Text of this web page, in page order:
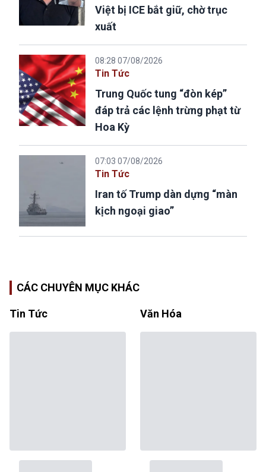
Việt bị ICE bắt giữ, chờ trục
xuất
08:28 07/08/2026
Tin Tức
Trung Quốc tung “đòn kép”
đáp trả các lệnh trừng phạt từ
Hoa Kỳ
07:03 07/08/2026
Tin Tức
Iran tố Trump dàn dựng “màn
kịch ngoại giao”
CÁC CHUYÊN MỤC KHÁC
Tin Tức Văn Hóa